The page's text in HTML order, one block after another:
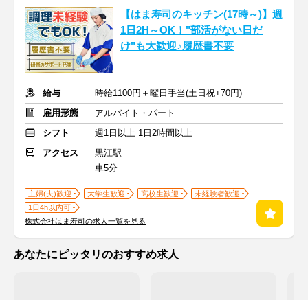
【はま寿司のキッチン(17時～)】週
1日2H～OK！"部活がない日だ
け"も大歓迎♪履歴書不要
給与
時給1100円＋曜日手当(土日祝+70円)
雇用形態
アルバイト・パート
シフト
週1日以上 1日2時間以上
アクセス
黒江駅
車5分
主婦(夫)歓迎 大学生歓迎 高校生歓迎
未経験者歓迎
1日4h以内可
株式会社はま寿司の求人一覧を見る
あなたにピッタリのおすすめ求人